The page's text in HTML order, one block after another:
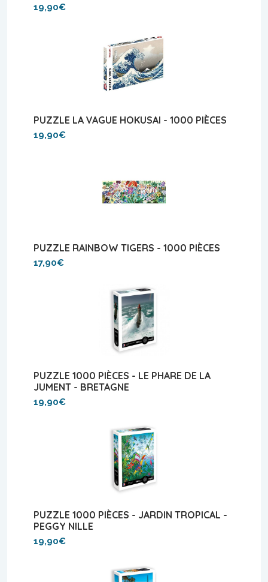
19,90€
PUZZLE LA VAGUE HOKUSAI - 1000 PIÈCES
19,90€
PUZZLE RAINBOW TIGERS - 1000 PIÈCES
17,90€
PUZZLE 1000 PIÈCES - LE PHARE DE LA
JUMENT - BRETAGNE
19,90€
PUZZLE 1000 PIÈCES - JARDIN TROPICAL -
PEGGY NILLE
19,90€